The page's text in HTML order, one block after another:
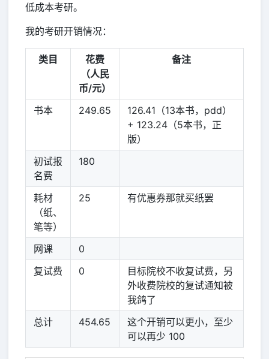
低成本考研。
我的考研开销情况：
类目
花费
（人民
币/元）
备注
书本 249.65
126.41（13本书，pdd）
+ 123.24（5本书，正
版）
初试报
名费
180
耗材
（纸、
笔等）
25 有优惠券那就买纸罢
网课
0
复试费
0
目标院校不收复试费，另
外收费院校的复试通知被
我鸽了
总计
454.65
这个开销可以更小，至少
可以再少 100